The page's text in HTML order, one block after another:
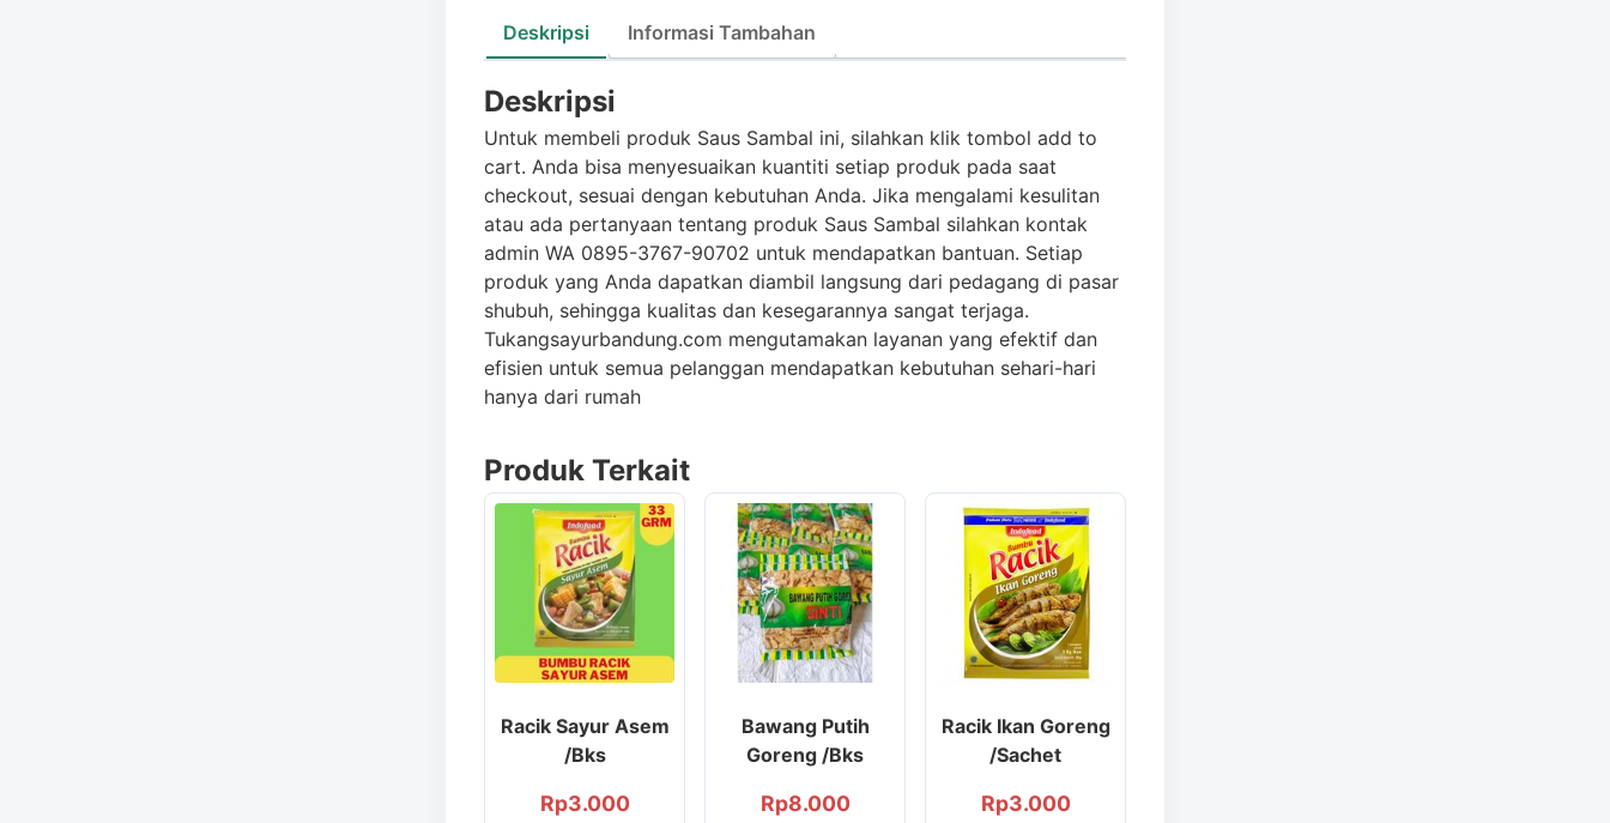
Deskripsi Informasi Tambahan
Deskripsi
Untuk membeli produk Saus Sambal ini, silahkan klik tombol add to
cart. Anda bisa menyesuaikan kuantiti setiap produk pada saat
checkout, sesuai dengan kebutuhan Anda. Jika mengalami kesulitan
atau ada pertanyaan tentang produk Saus Sambal silahkan kontak
admin WA 0895-3767-90702 untuk mendapatkan bantuan. Setiap
produk yang Anda dapatkan diambil langsung dari pedagang di pasar
shubuh, sehingga kualitas dan kesegarannya sangat terjaga.
Tukangsayurbandung.com mengutamakan layanan yang efektif dan
efisien untuk semua pelanggan mendapatkan kebutuhan sehari-hari
hanya dari rumah
Produk Terkait
Racik Sayur Asem
/Bks
Rp3.000
Bawang Putih
Goreng /Bks
Rp8.000
Racik Ikan Goreng
/Sachet
Rp3.000